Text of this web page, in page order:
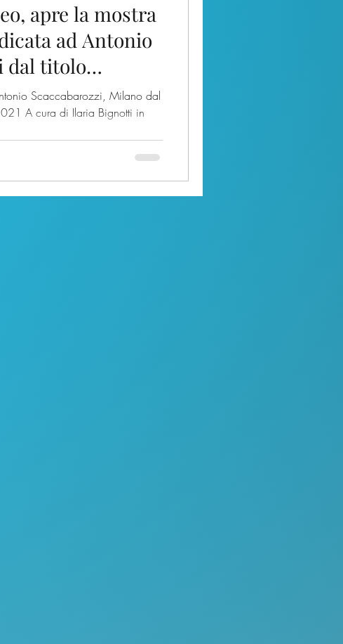
apre la mostra
ad Antonio
dal titolo
Scaccabarozzi, Milano dal
A cura di Ilaria Bignotti in